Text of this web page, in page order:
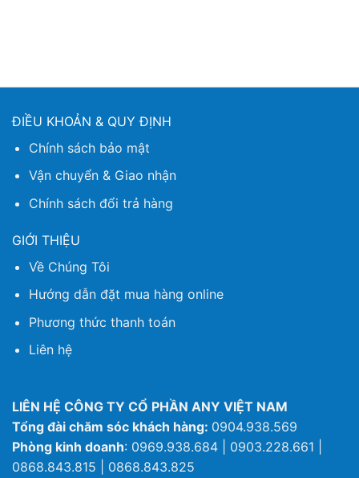
ĐIỀU KHOẢN & QUY ĐỊNH
Chính sách bảo mật
Vận chuyển & Giao nhận
Chính sách đổi trả hàng
GIỚI THIỆU
Về Chúng Tôi
Hướng dẫn đặt mua hàng online
Phương thức thanh toán
Liên hệ
LIÊN HỆ CÔNG TY CỔ PHẦN ANY VIỆT NAM
Tổng đài chăm sóc khách hàng: 0904.938.569
Phòng kinh doanh: 0969.938.684 | 0903.228.661 |
0868.843.815 | 0868.843.825